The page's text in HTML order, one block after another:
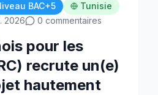
BAC+5
Tunisie
2026
0 commentaires
pour les
recrute un(e)
hautement